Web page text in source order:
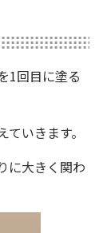
1回目に塗る
いきます。
に大きく関わ